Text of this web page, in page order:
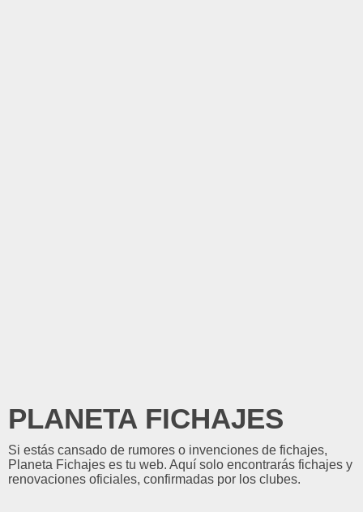
PLANETA FICHAJES
Si estás cansado de rumores o invenciones de fichajes,
Planeta Fichajes es tu web. Aquí solo encontrarás fichajes y
renovaciones oficiales, confirmadas por los clubes.